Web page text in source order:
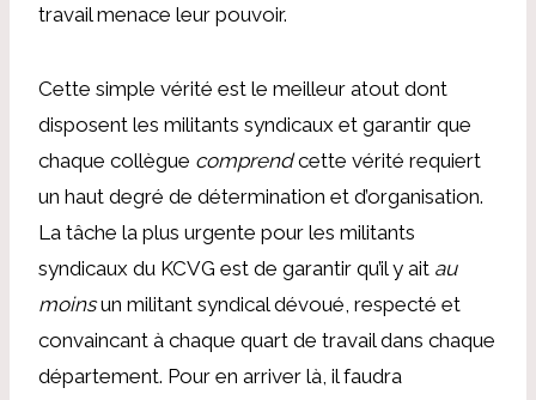
travail menace leur pouvoir.
Cette simple vérité est le meilleur atout dont
disposent les militants syndicaux et garantir que
chaque collègue comprendcette vérité requiert
un haut degré de détermination et d’organisation.
La tâche la plus urgente pour les militants
syndicaux du KCVG est de garantir qu’il y ait au
moinsun militant syndical dévoué, respecté et
convaincant à chaque quart de travail dans chaque
département. Pour en arriver là, il faudra